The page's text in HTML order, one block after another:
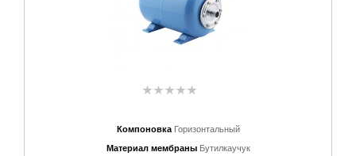
Компоновка Горизонтальный
Материал мембраны Бутилкаучук